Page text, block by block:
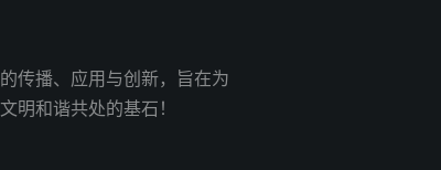
传播、应用与创新，旨在为
明和谐共处的基石！